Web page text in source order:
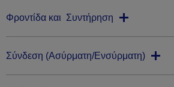
Φροντίδα και Συντήρηση
Σύνδεση (Ασύρματη/Ενσύρματη)